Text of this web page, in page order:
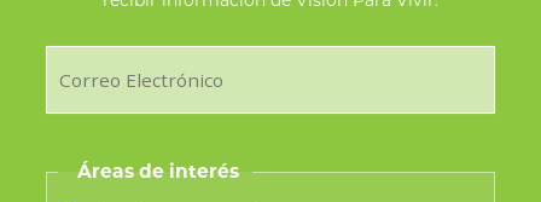
Áreas de interés